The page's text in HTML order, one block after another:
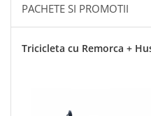
PACHETE SI PROMOTII
Tricicleta cu Remorca +